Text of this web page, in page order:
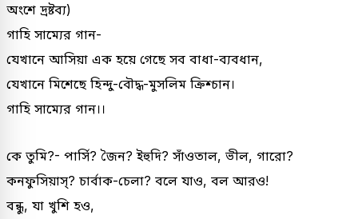
অংশে দ্রষ্টব্য)
গাহি সাম্যের গান-
যেখানে আসিয়া এক হয়ে গেছে সব বাধা-ব্যবধান,
যেখানে মিশেছে হিন্দু-বৌদ্ধ-মুসলিম ক্রিশ্চান।
গাহি সাম্যের গান।।
কে তুমি?- পার্সি? জৈন? ইহুদি? সাঁওতাল, ভীল, গারো?
কনফুসিয়াস্? চার্বাক-চেলা? বলে যাও, বল আরও!
বন্ধু, যা খুশি হও,